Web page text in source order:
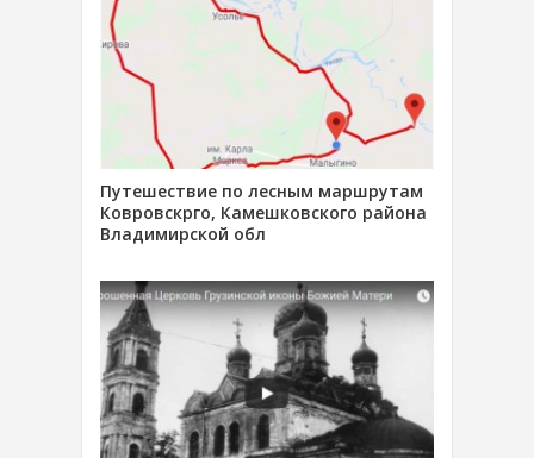
Путешествие по лесным маршрутам
Ковровскрго, Камешковского района
Владимирской обл